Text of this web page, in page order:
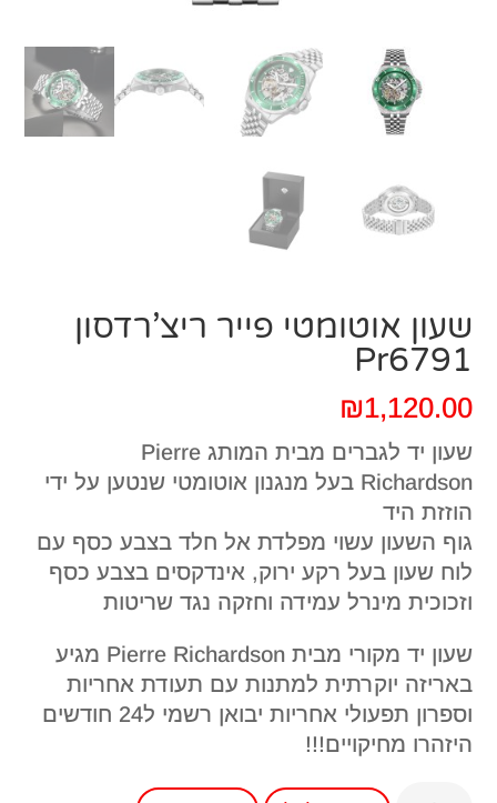
שעון אוטומטי פייר ריצ’רדסון
Pr6791
₪1,120.00
שעון יד לגברים מבית המותג Pierre
Richardson בעל מנגנון אוטומטי שנטען על ידי
הוזזת היד
גוף השעון עשוי מפלדת אל חלד בצבע כסף עם
לוח שעון בעל רקע ירוק, אינדקסים בצבע כסף
וזכוכית מינרל עמידה וחזקה נגד שריטות
שעון יד מקורי מבית Pierre Richardson מגיע
באריזה יוקרתית למתנות עם תעודת אחריות
וספרון תפעולי אחריות יבואן רשמי ל24 חודשים
היזהרו מחיקויים!!!